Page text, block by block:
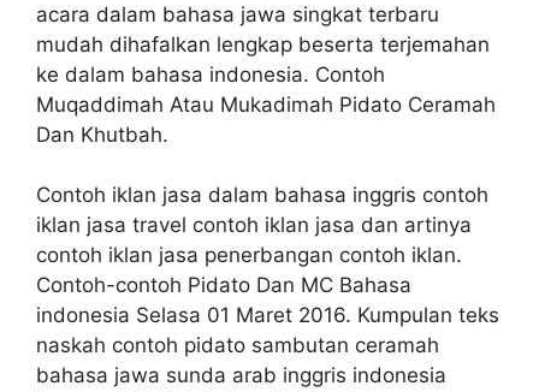
acara dalam bahasa jawa singkat terbaru
mudah dihafalkan lengkap beserta terjemahan
ke dalam bahasa indonesia. Contoh
Muqaddimah Atau Mukadimah Pidato Ceramah
Dan Khutbah.
Contoh iklan jasa dalam bahasa inggris contoh
iklan jasa travel contoh iklan jasa dan artinya
contoh iklan jasa penerbangan contoh iklan.
Contoh-contoh Pidato Dan MC Bahasa
indonesia Selasa 01 Maret 2016. Kumpulan teks
naskah contoh pidato sambutan ceramah
bahasa jawa sunda arab inggris indonesia